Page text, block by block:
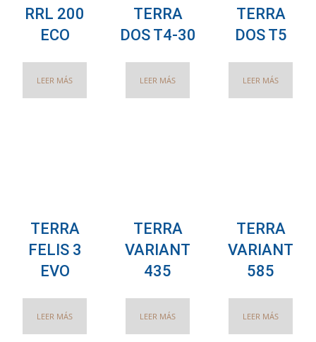
RRL 200
ECO
LEER MÁS
TERRA
DOS T4-30
LEER MÁS
TERRA
DOS T5
LEER MÁS
TERRA
FELIS 3
EVO
LEER MÁS
TERRA
VARIANT
435
LEER MÁS
TERRA
VARIANT
585
LEER MÁS